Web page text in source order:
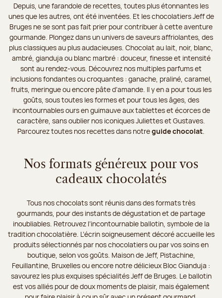
Depuis, une farandole de recettes, toutes plus étonnantes les
unes que les autres, ont été inventées. Et les chocolatiers Jeff de
Bruges ne se sont pas fait prier pour contribuer à cette aventure
gourmande. Plongez dans un univers de saveurs affriolantes, des
plus classiques au plus audacieuses. Chocolat au lait, noir, blanc,
ambré, gianduja ou blanc marbré : douceur, finesse et intensité
sont au rendez-vous. Découvrez nos multiples parfums et
inclusions fondantes ou croquantes : ganache, praliné, caramel,
fruits, meringue ou encore pâte d’amande. Il y en a pour tous les
goûts, sous toutes les formes et pour tous les âges, des
incontournables ours en guimauve aux tablettes et écorces de
caractère, sans oublier nos iconiques Juliettes et Gustaves.
Parcourez toutes nos recettes dans notreguide chocolat
Nos formats généreux pour vos
cadeaux chocolatés
Tous nos chocolats sont réunis dans des formats très
gourmands, pour des instants de dégustation et de partage
inoubliables. Retrouvez l’incontournable ballotin, symbole de la
tradition chocolatière. L’écrin soigneusement décoré accueille les
produits sélectionnés par nos chocolatiers ou par vos soins en
boutique, selon vos goûts. Maison de Jeff, Pistachine,
Feuillantine, Bruxelles ou encore notre délicieux Bloc Gianduja :
savourez les plus exquises spécialités Jeff de Bruges. Le ballotin
est vos alliés pour de doux moments de plaisir, mais également